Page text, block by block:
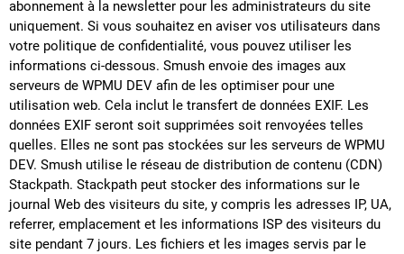
abonnement à la newsletter pour les administrateurs du site
uniquement. Si vous souhaitez en aviser vos utilisateurs dans
votre politique de confidentialité, vous pouvez utiliser les
informations ci-dessous. Smush envoie des images aux
serveurs de WPMU DEV afin de les optimiser pour une
utilisation web. Cela inclut le transfert de données EXIF. Les
données EXIF seront soit supprimées soit renvoyées telles
quelles. Elles ne sont pas stockées sur les serveurs de WPMU
DEV. Smush utilise le réseau de distribution de contenu (CDN)
Stackpath. Stackpath peut stocker des informations sur le
journal Web des visiteurs du site, y compris les adresses IP, UA,
referrer, emplacement et les informations ISP des visiteurs du
site pendant 7 jours. Les fichiers et les images servis par le